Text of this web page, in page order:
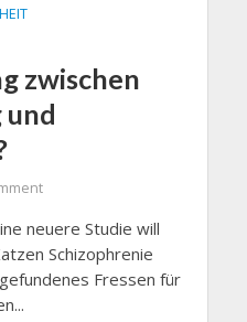
zwischen
und
neuere Studie will
Schizophrenie
Fressen für